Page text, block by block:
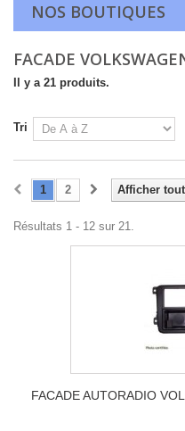
NOS BOUTIQUES
FACADE
Il y a 21 produits.
Tri
Afficher tout
1 2
Résultats 1 - 12 sur 21.
FACADE AUTORADIO